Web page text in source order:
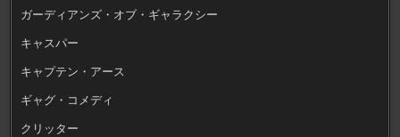
ガーディアンズ・オブ・ギャラクシー
キャスパー
キャプテン・アース
ギャグ・コメディ
クリッター